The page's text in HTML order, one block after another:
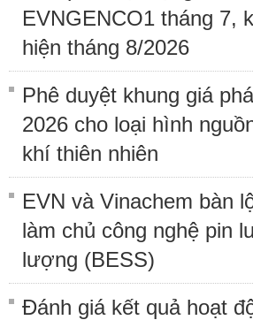
EVNGENCO1 tháng 7,
hiện tháng 8/2026
Phê duyệt khung giá
2026 cho loại hình
khí thiên nhiên
EVN và Vinachem bàn
làm chủ công nghệ pin
lượng (BESS)
Đánh giá kết quả hoạt